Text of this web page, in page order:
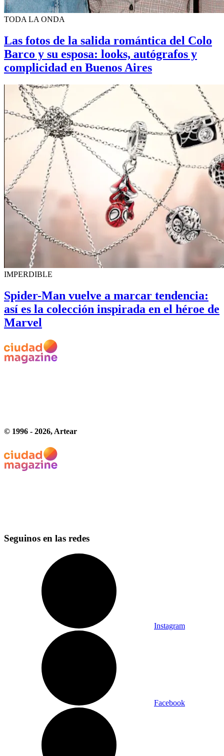
TODA LA ONDA
Las fotos de la salida romántica del Colo
Barco y su esposa: looks, autógrafos y
complicidad en Buenos Aires
IMPERDIBLE
Spider-Man vuelve a marcar tendencia:
así es la colección inspirada en el héroe de
Marvel
© 1996 - 2026, Artear
Seguinos en las redes
Instagram
Facebook